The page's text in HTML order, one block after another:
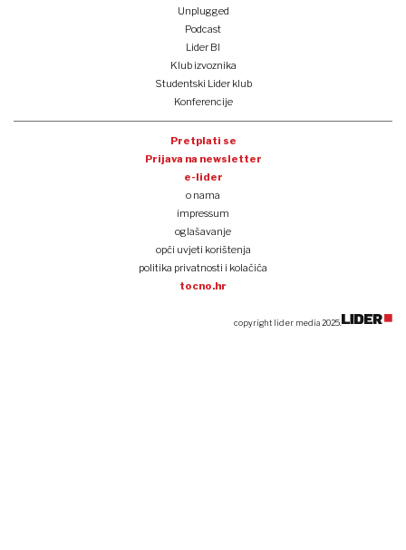
Unplugged
Podcast
Lider BI
Klub izvoznika
Studentski Lider klub
Konferencije
Pretplati se
Prijava na newsletter
e-lider
o nama
impressum
oglašavanje
opći uvjeti korištenja
politika privatnosti i kolačića
tocno.hr
copyright lider media 2025.